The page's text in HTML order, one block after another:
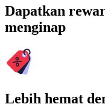
Dapatkan
menginap
Lebih hemat